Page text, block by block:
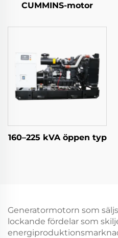
CUMMINS-motor
160–225 kVA öppen typ
Generatormotorn som
lockande fördelar som